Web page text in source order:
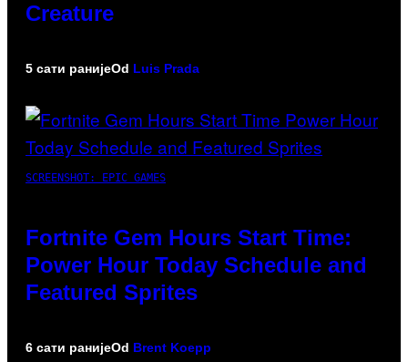
Creature
5 сати ранијеOd Luis Prada
SCREENSHOT: EPIC GAMES
Fortnite Gem Hours Start Time:
Power Hour Today Schedule and
Featured Sprites
6 сати ранијеOd Brent Koepp